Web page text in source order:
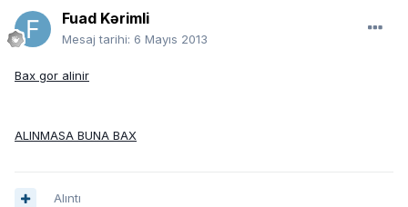
Fuad Kərimli
Mesaj tarihi: 6 Mayıs 2013
Bax gor alinir
ALINMASA BUNA BAX
Alıntı